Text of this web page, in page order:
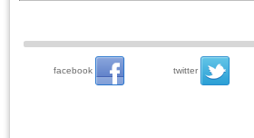
facebook twitter